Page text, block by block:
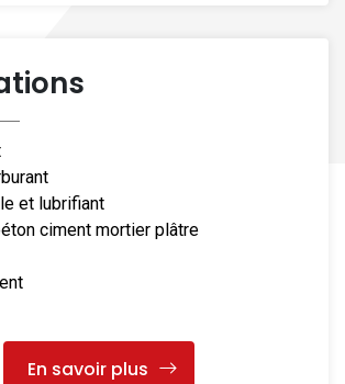
et lubrifiant
ciment mortier plâtre
En savoir plus